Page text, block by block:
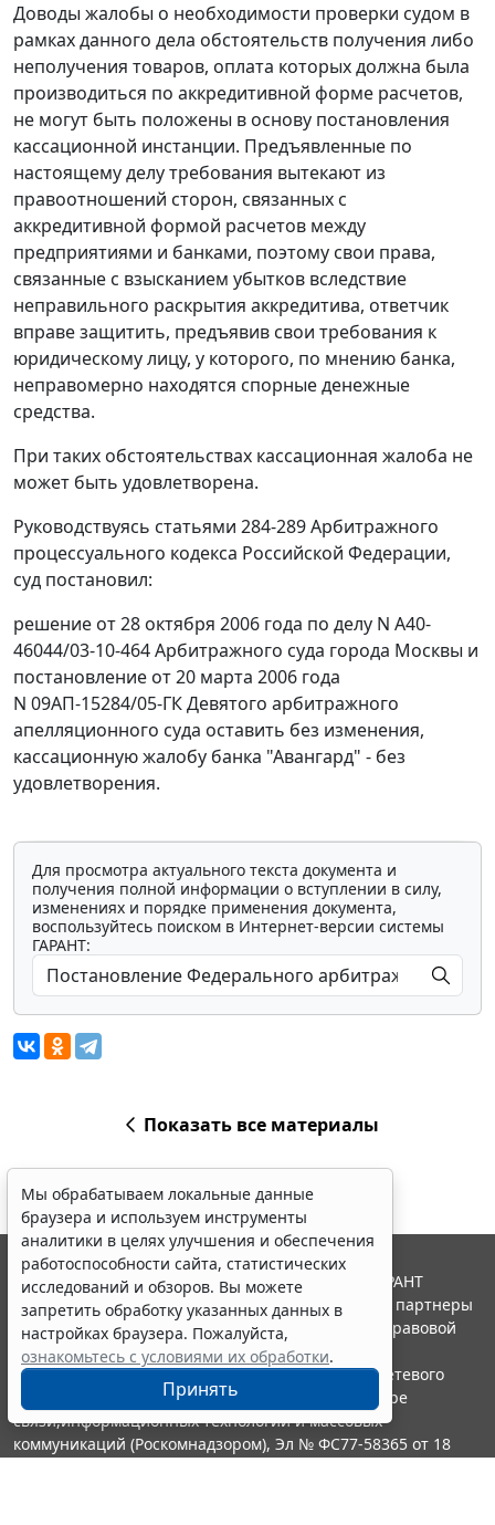
Доводы жалобы о необходимости проверки судом в
рамках данного дела обстоятельств получения либо
неполучения товаров, оплата которых должна была
производиться по аккредитивной форме расчетов,
не могут быть положены в основу постановления
кассационной инстанции. Предъявленные по
настоящему делу требования вытекают из
правоотношений сторон, связанных с
аккредитивной формой расчетов между
предприятиями и банками, поэтому свои права,
связанные с взысканием убытков вследствие
неправильного раскрытия аккредитива, ответчик
вправе защитить, предъявив свои требования к
юридическому лицу, у которого, по мнению банка,
неправомерно находятся спорные денежные
средства.
При таких обстоятельствах кассационная жалоба не
может быть удовлетворена.
Руководствуясь статьями 284-289Арбитражного
процессуального кодекса Российской Федерации,
суд постановил:
решение от 28 октября 2006 года по делу N А40-
46044/03-10-464 Арбитражного суда города Москвы и
постановление от 20 марта 2006 года
N 09АП-15284/05-ГК Девятого арбитражного
апелляционного суда оставить без изменения,
кассационную жалобу банка "Авангард" - без
удовлетворения.
Для просмотра актуального текста документа и
получения полной информации о вступлении в силу,
изменениях и порядке применения документа,
воспользуйтесь поиском в Интернет-версии системы
ГАРАНТ:
Показать все материалы
Мы обрабатываем локальные данные
браузера и используем инструменты
аналитики в целях улучшения и обеспечения
работоспособности сайта, статистических
исследований и обзоров. Вы можете
запретить обработку указанных данных в
настройках браузера. Пожалуйста,
ознакомьтесь с условиями их обработки.
Принять
© ООО "НПП "ГАРАНТ-СЕРВИС", 2026. Система ГАРАНТ
выпускается с 1990 года. Компания "Гарант" и ее партнеры
являются участниками Российской ассоциации правовой
информации ГАРАНТ.
Портал ГАРАНТ.РУ зарегистрирован в качестве сетевого
издания Федеральной службой по надзору в сфере
связи,информационных технологий и массовых
коммуникаций (Роскомнадзором), Эл № ФС77-58365 от 18